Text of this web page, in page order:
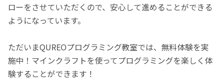
ローをさせていただくので、安心して進めることができる
ようになっています。
ただいまQUREOプログラミング教室では、無料体験を実
施中！マインクラフトを使ってプログラミングを楽しく体
験することができます！